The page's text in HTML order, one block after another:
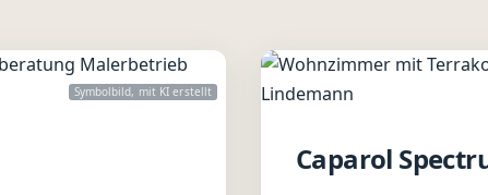
Symbolbild, mit KI erstellt
Caparol